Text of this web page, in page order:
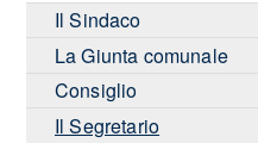
Il Sindaco
La Giunta comunale
Consiglio
Il Segretario